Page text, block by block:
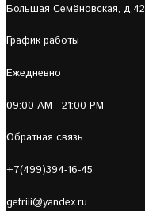
Большая Семёновская, д.42
График работы
Ежедневно
09:00 AM - 21:00 PM
Обратная связь
+7(499)394-16-45
gefriii@yandex.ru